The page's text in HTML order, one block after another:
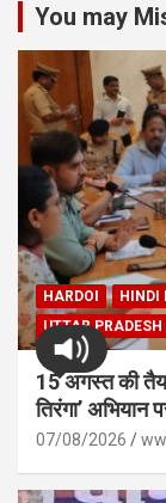
You may
HARDOI HINDI
UTTAR
15 अगस्त की
तिरंगा’ अभियान
07/08/2026